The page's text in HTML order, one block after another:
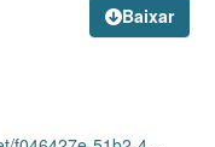
Baixar